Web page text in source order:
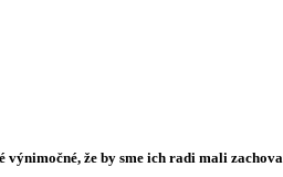
že by sme ich radi mali